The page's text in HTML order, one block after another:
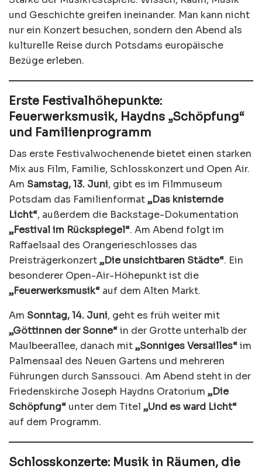
und Geschichte greifen ineinander. Man kann nicht
nur ein Konzert besuchen, sondern den Abend als
kulturelle Reise durch Potsdams europäische
Bezüge erleben.
Erste Festivalhöhepunkte:
Feuerwerksmusik, Haydns „Schöpfung“
und Familienprogramm
Das erste Festivalwochenende bietet einen starken
Mix aus Film, Familie, Schlosskonzert und Open Air.
Am Samstag, 13. Juni, gibt es im Filmmuseum
Potsdam das Familienformat„Das knisternde
Licht“, außerdem die Backstage-Dokumentation
„Festival im Rückspiegel“. Am Abend folgt im
Raffaelsaal des Orangerieschlosses das
Preisträgerkonzert„Die unsichtbaren Städte“. Ein
besonderer Open-Air-Höhepunkt ist die
„Feuerwerksmusik“ auf dem Alten Markt.
Am Sonntag, 14. Juni, geht es früh weiter mit
„Göttinnen der Sonne“in der Grotte unterhalb der
Maulbeerallee, danach mit„Sonniges Versailles“im
Palmensaal des Neuen Gartens und mehreren
Führungen durch Sanssouci. Am Abend steht in der
Friedenskirche Joseph Haydns Oratorium „Die
Schöpfung“ unter dem Titel „Und es ward Licht“
auf dem Programm.
Schlosskonzerte: Musik in Räumen, die